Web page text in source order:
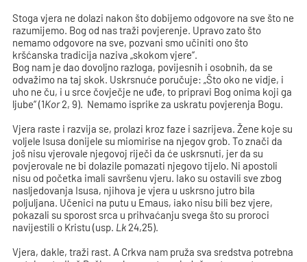
Stoga vjera ne dolazi nakon što dobijemo odgovore na sve što ne
razumijemo. Bog od nas traži povjerenje. Upravo zato što
nemamo odgovore na sve, pozvani smo učiniti ono što
kršćanska tradicija naziva „skokom vjere“.
Bog nam je dao dovoljno razloga, povijesnih i osobnih, da se
odvažimo na taj skok. Uskrsnuće poručuje: „Što oko ne vidje, i
uho ne ču, i u srce čovječje ne uđe, to pripravi Bog onima koji ga
ljube“ (1Kor2, 9). Nemamo isprike za uskratu povjerenja Bogu.
Vjera raste i razvija se, prolazi kroz faze i sazrijeva. Žene koje su
voljele Isusa donijele su miomirise na njegov grob. To znači da
još nisu vjerovale njegovoj riječi da će uskrsnuti, jer da su
povjerovale ne bi dolazile pomazati njegovo tijelo. Ni apostoli
nisu od početka imali savršenu vjeru. Iako su ostavili sve zbog
nasljedovanja Isusa, njihova je vjera u uskrsno jutro bila
poljuljana. Učenici na putu u Emaus, iako nisu bili bez vjere,
pokazali su sporost srca u prihvaćanju svega što su proroci
navijestili o Kristu (usp. Lk 24,25).
Vjera, dakle, traži rast. A Crkva nam pruža sva sredstva potrebna